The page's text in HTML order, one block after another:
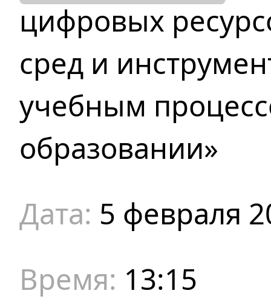
цифровых
сред и
учебным
образовании»
5 февраля
13:15